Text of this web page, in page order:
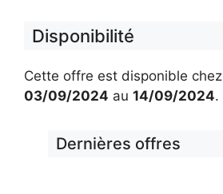
Disponibilité
Cette offre est disponible chez
03/09/2024 au 14/09/2024.
Dernières offres